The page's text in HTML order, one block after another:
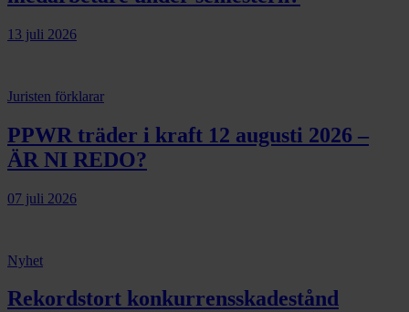
13 juli 2026
Juristen förklarar
PPWR träder i kraft 12 augusti 2026 –
ÄR NI REDO?
07 juli 2026
Nyhet
Rekordstort konkurrensskadestånd